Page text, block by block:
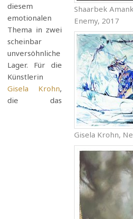
Shaarbek
Enemy, 2017
Gisela Krohn,
diesem
emotionalen
Thema in zwei
scheinbar
unversöhnliche
Lager. Für die
Künstlerin
Gisela Krohn,
die das